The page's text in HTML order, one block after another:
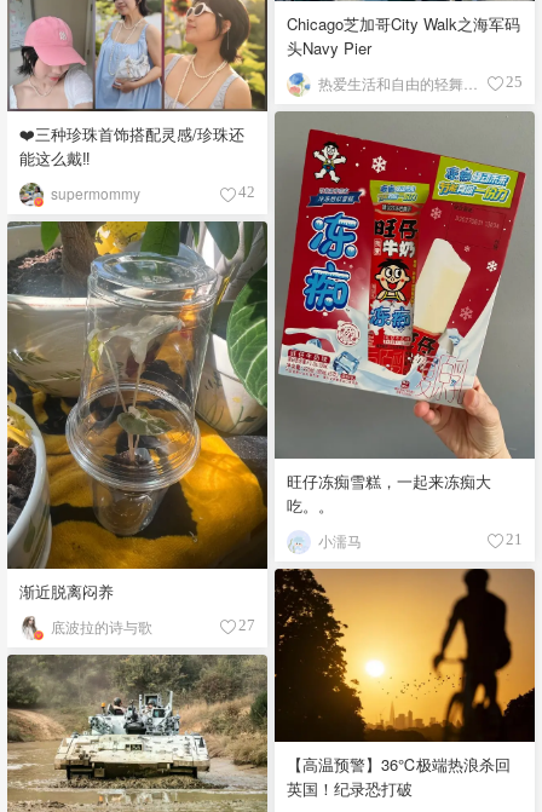
❤️三种珍珠首饰搭配灵感/珍珠还
能这么戴‼️
supermommy 42
Chicago芝加哥City Walk之海军码
头Navy Pier
25
旺仔冻痴雪糕，一起来冻痴大
吃。。
小濡马 21
渐近脱离闷养
底波拉的诗与歌 27
【高温预警】36℃极端热浪杀回
英国！纪录恐打破